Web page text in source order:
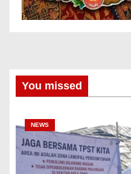
You missed
NEWS